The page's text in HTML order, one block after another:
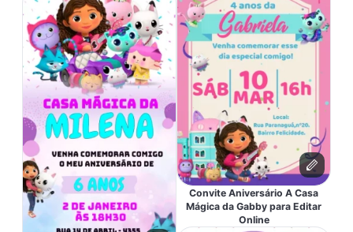
Convite Aniversário A Casa
Mágica da Gabby para Editar
Online